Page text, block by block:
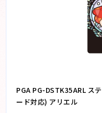
PGA PG-DSTK35ARL ス
ード対応) アリエル